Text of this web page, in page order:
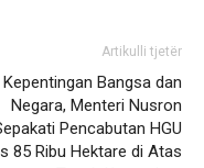
Artikulli tjetër
Bangsa dan
Negara, Menteri Nusron
Pencabutan HGU
85 Ribu Hektare di Atas